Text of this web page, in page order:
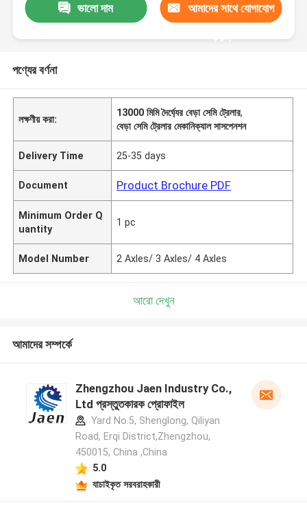
ভালো দাম আমাদের সাথে যোগাযোগ
করুন
পণ্যের বর্ণনা
লক্ষণীয় করা:
13000 মিমি দৈর্ঘ্যের বেড়া সেমি ট্রেলার,
বেড়া সেমি ট্রেলার মেকানিক্যাল সাসপেনশন
Delivery Time 25-35 days
Document Product Brochure PDF
Minimum Order Q
uantity
1 pc
Model Number 2 Axles/ 3 Axles/ 4 Axles
আরো দেখুন
আমাদের সম্পর্কে
Zhengzhou Jaen Industry Co.,
Ltd প্রস্তুতকারক প্রোফাইল
Yard No.5, Shenglong, Qiliyan
Road, Erqi District,Zhengzhou,
450015, China ,China
5.0
যাচাইকৃত সরবরাহকারী